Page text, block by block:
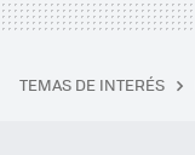
TEMAS DE INTERÉS